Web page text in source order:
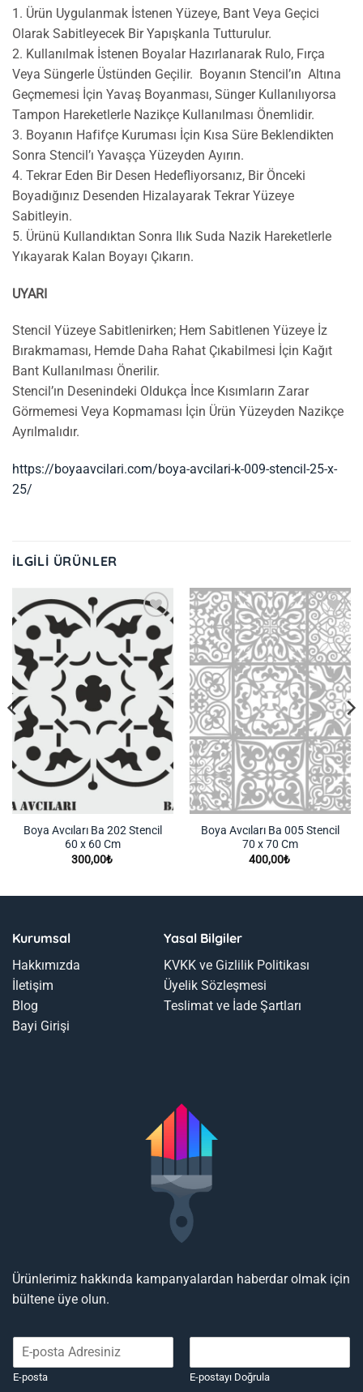
1. Ürün Uygulanmak İstenen Yüzeye, Bant Veya Geçici
Olarak Sabitleyecek Bir Yapışkanla Tutturulur.
2. Kullanılmak İstenen Boyalar Hazırlanarak Rulo, Fırça
Veya Süngerle Üstünden Geçilir. Boyanın Stencil’ın Altına
Geçmemesi İçin Yavaş Boyanması, Sünger Kullanılıyorsa
Tampon Hareketlerle Nazikçe Kullanılması Önemlidir.
3. Boyanın Hafifçe Kuruması İçin Kısa Süre Beklendikten
Sonra Stencil’ı Yavaşça Yüzeyden Ayırın.
4. Tekrar Eden Bir Desen Hedefliyorsanız, Bir Önceki
Boyadığınız Desenden Hizalayarak Tekrar Yüzeye
Sabitleyin.
5. Ürünü Kullandıktan Sonra Ilık Suda Nazik Hareketlerle
Yıkayarak Kalan Boyayı Çıkarın.
UYARI
Stencil Yüzeye Sabitlenirken; Hem Sabitlenen Yüzeye İz
Bırakmaması, Hemde Daha Rahat Çıkabilmesi İçin Kağıt
Bant Kullanılması Önerilir.
Stencil’ın Desenindeki Oldukça İnce Kısımların Zarar
Görmemesi Veya Kopmaması İçin Ürün Yüzeyden Nazikçe
Ayrılmalıdır.
https://boyaavcilari.com/boya-avcilari-k-009-stencil-25-x-
25/
İLGILI ÜRÜNLER
İstek
Listeme
Ekle
Boya Avcıları Ba 202 Stencil
60 x 60 Cm
300,00₺
İstek
Listeme
Ekle
Boya Avcıları Ba 005 Stencil
70 x 70 Cm
400,00₺
Kurumsal
Hakkımızda
İletişim
Blog
Bayi Girişi
Yasal Bilgiler
KVKK ve Gizlilik Politikası
Üyelik Sözleşmesi
Teslimat ve İade Şartları
Ürünlerimiz hakkında kampanyalardan haberdar olmak için
bültene üye olun.
E-posta E-postayı Doğrula